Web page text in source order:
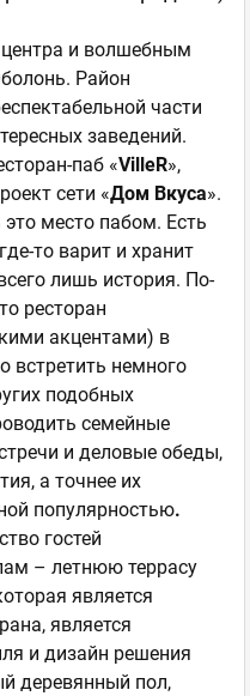
и волшебным
Район
части
заведений.
паб «VilleR»,
сети «Дом Вкуса».
место пабом. Есть
то варит и хранит
лишь история. По-
ресторан
акцентами) в
встретить немного
подобных
семейные
и деловые обеды,
а точнее их
популярностью.
гостей
– летнюю террасу
является
является
и дизайн решения
деревянный пол,